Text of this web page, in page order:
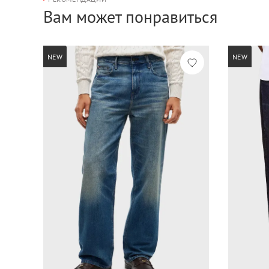
Вам может понравиться
NEW NEW